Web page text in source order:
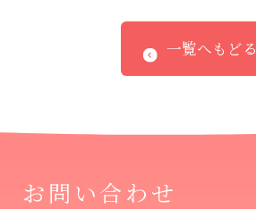
一覧へもどる
お問い合わせ